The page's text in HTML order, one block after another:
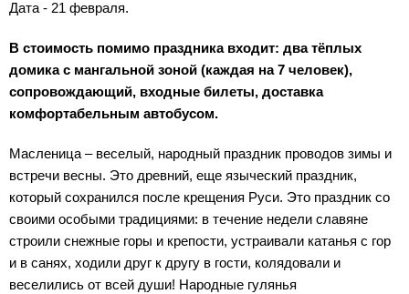
Дата - 21 февраля.
В стоимость помимо праздника входит: два тёплых
домика с мангальной зоной (каждая на 7 человек),
сопровождающий, входные билеты, доставка
комфортабельным автобусом.
Масленица – веселый, народный праздник проводов зимы и
встречи весны. Это древний, еще языческий праздник,
который сохранился после крещения Руси. Это праздник со
своими особыми традициями: в течение недели славяне
строили снежные горы и крепости, устраивали катанья с гор
и в санях, ходили друг к другу в гости, колядовали и
веселились от всей души! Народные гулянья